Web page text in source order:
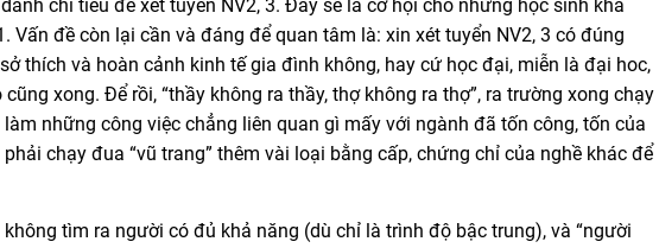
chỉ tiêu để xét tuyển NV2, 3. Đây sẽ là cơ hội cho những học sinh khá
Vấn đề còn lại cần và đáng để quan tâm là: xin xét tuyển NV2, 3 có đúng
thích và hoàn cảnh kinh tế gia đình không, hay cứ học đại, miễn là đại hoc,
xong. Để rồi, “thầy không ra thầy, thợ không ra thợ”, ra trường xong chạy
những công việc chẳng liên quan gì mấy với ngành đã tốn công, tốn của
chạy đua “vũ trang” thêm vài loại bằng cấp, chứng chỉ của nghề khác để
tìm ra người có đủ khả năng (dù chỉ là trình độ bậc trung), và “người